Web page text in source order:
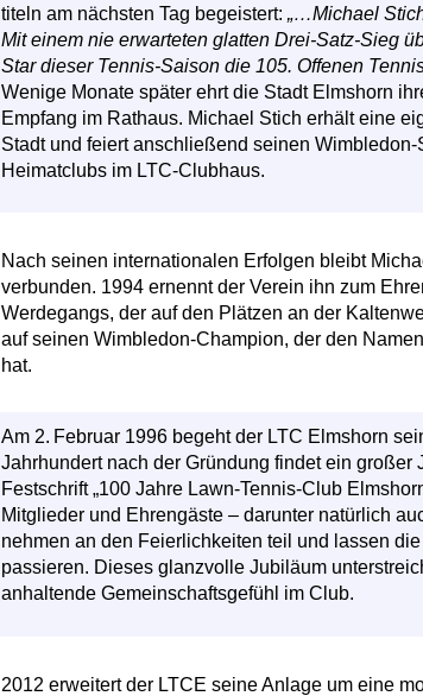
titeln am nächsten Tag begeistert: „…Michael
Mit einem nie erwarteten glatten Drei-Satz-Sieg
Star dieser Tennis-Saison die 105. Offenen
Wenige Monate später ehrt die Stadt Elmshorn
Empfang im Rathaus. Michael Stich erhält eine
Stadt und feiert anschließend seinen
Heimatclubs im LTC-Clubhaus.
Nach seinen internationalen Erfolgen bleibt
verbunden. 1994 ernennt der Verein ihn zum
Werdegangs, der auf den Plätzen an der
auf seinen Wimbledon-Champion, der den
hat.
Am 2. Februar 1996 begeht der LTC Elmshorn
Jahrhundert nach der Gründung findet ein großer
Festschrift „100 Jahre Lawn-Tennis-Club
Mitglieder und Ehrengäste – darunter natürlich
nehmen an den Feierlichkeiten teil und lassen
passieren. Dieses glanzvolle Jubiläum
anhaltende Gemeinschaftsgefühl im Club.
2012 erweitert der LTCE seine Anlage um eine